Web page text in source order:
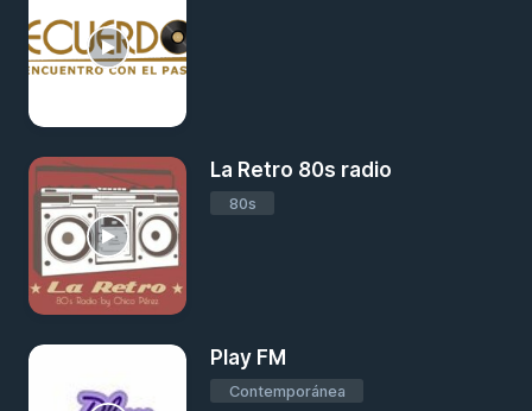
La Retro 80s radio
80s
Play FM
Contemporánea